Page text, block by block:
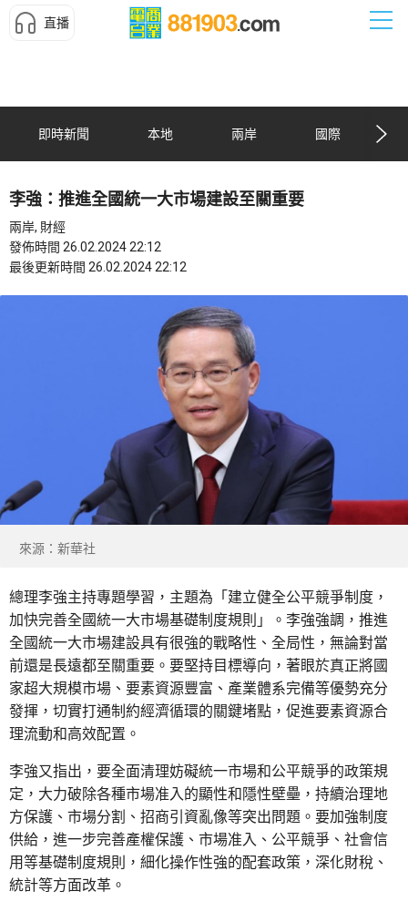
直播
即時新聞 本地 兩岸 國際
李強：推進全國統一大市場建設至關重要
兩岸, 財經
發佈時間 26.02.2024 22:12
最後更新時間 26.02.2024 22:12
來源：新華社
總理李強主持專題學習，主題為「建立健全公平競爭制度，
加快完善全國統一大市場基礎制度規則」。李強強調，推進
全國統一大市場建設具有很強的戰略性、全局性，無論對當
前還是長遠都至關重要。要堅持目標導向，著眼於真正將國
家超大規模市場、要素資源豐富、產業體系完備等優勢充分
發揮，切實打通制約經濟循環的關鍵堵點，促進要素資源合
理流動和高效配置。
李強又指出，要全面清理妨礙統一市場和公平競爭的政策規
定，大力破除各種市場准入的顯性和隱性壁壘，持續治理地
方保護、市場分割、招商引資亂像等突出問題。要加強制度
供給，進一步完善產權保護、市場准入、公平競爭、社會信
用等基礎制度規則，細化操作性強的配套政策，深化財稅、
統計等方面改革。